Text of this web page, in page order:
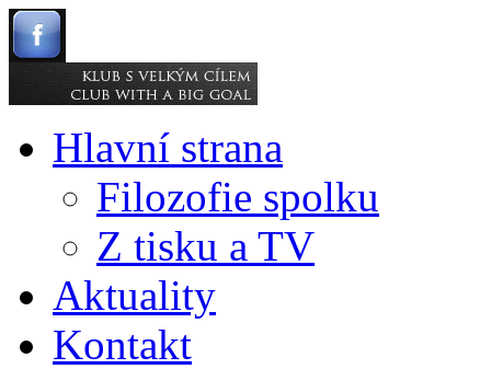
Hlavní strana
Filozofie spolku
Z tisku a TV
Aktuality
Kontakt